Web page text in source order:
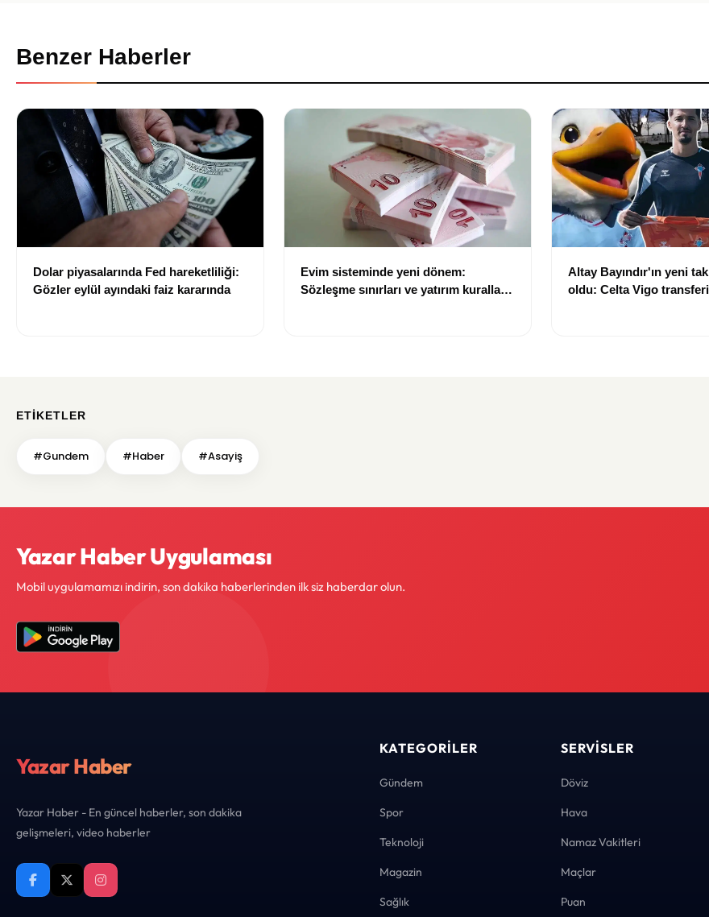
Benzer Haberler
Dolar piyasalarında Fed hareketliliği:
Gözler eylül ayındaki faiz kararında
Evim sisteminde yeni dönem:
Sözleşme sınırları ve yatırım kuralları
Altay Bayındır'ın yeni
oldu: Celta Vigo
ETIKETLER
#Gundem #Haber #Asayiş
Yazar Haber Uygulaması
Mobil uygulamamızı indirin, son dakika haberlerinden ilk siz haberdar olun.
Yazar Haber
Yazar Haber - En güncel haberler, son dakika
gelişmeleri, video haberler
KATEGORILER
Gündem
Spor
Teknoloji
Magazin
Sağlık
SERVISLER
Döviz
Hava
Namaz Vakitleri
Maçlar
Puan